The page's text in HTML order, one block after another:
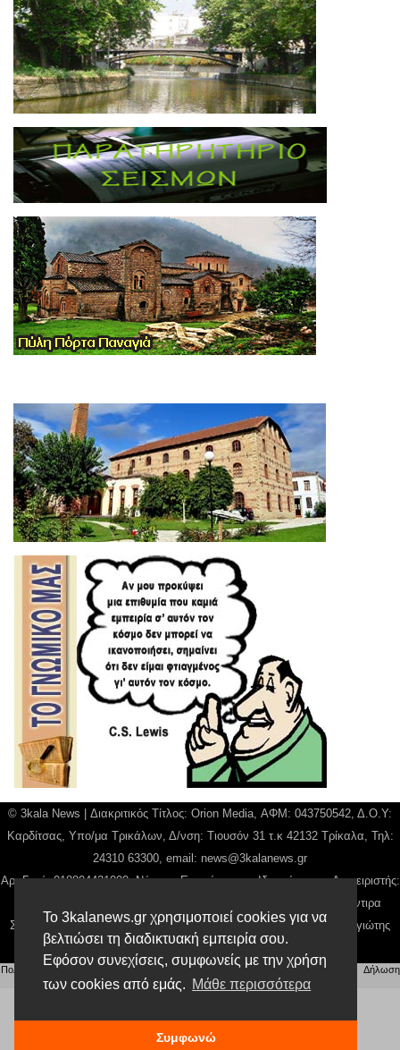
Το 3kalanews.gr χρησιμοποιεί cookies για να
βελτιώσει τη διαδικτυακή εμπειρία σου.
Εφόσον συνεχίσεις, συμφωνείς με την χρήση
των cookies από εμάς. Μάθε περισσότερα
Συμφωνώ
© 3kala News | Διακριτικός Τίτλος: Orion Media, ΑΦΜ: 043750542, Δ.Ο.Υ:
Καρδίτσας, Υπο/μα Τρικάλων, Δ/νση: Τιουσόν 31 τ.κ 42132 Τρίκαλα, Τηλ:
24310 63300, email: news@3kalanews.gr
Αρ. Γεμή: 018804431000, Νόμιμος Εκπρόσωπος, Ιδιοκτήτης και Διαχειριστής:
Παναγιώτης Φιλίππου, Διευθύντρια: Γιαννουσά Βασιλική, Διευθύντιρα
Σύνταξης: Μπαλαμπάνη Βασιλική. Δικαιούχος domain name Παναγιώτης
Φιλίππου
Πολιτική απορρήτου Αίτηση Διαχείρισης Προσωπικών Δεδομένων |Όροι χρήσης
Δήλωση
Συμμόρφωσης